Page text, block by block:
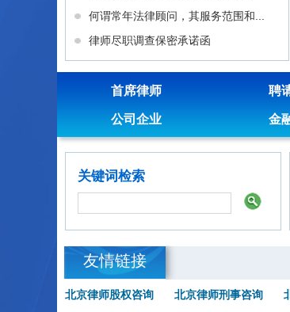
何谓常年法律顾问，其服务范围和...
律师尽职调查保密承诺函
首席律师 聘
公司企业 金
关键词检索
友情链接
北京律师股权咨询 北京律师刑事咨询